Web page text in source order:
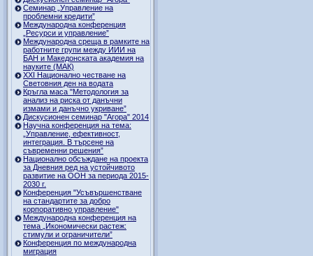
Семинар „Управление на
проблемни кредити”
Международна конференция
„Ресурси и управление”
Международна среща в рамките на
работните групи между ИИИ на
БАН и Македонската академия на
науките (МАК)
XXI Национално честване на
Световния ден на водата
Кръгла маса "Методология за
анализ на риска от данъчни
измами и данъчно укриване”
Дискусионен семинар "Агора" 2014
Научна конференция на тема:
„Управление, ефективност,
интеграция. В търсене на
съвременни решения”
Национално обсъждане на проекта
за Дневния ред на устойчивото
развитие на ООН за периода 2015-
2030 г.
Конференция "Усъвършенстване
на стандартите за добро
корпоративно управление"
Международна конференция на
тема „Икономически растеж:
стимули и ограничители”
Конференция по международна
миграция